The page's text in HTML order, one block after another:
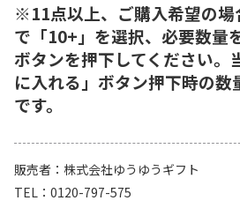
※11点以上、ご購入希望の場
で「10+」を選択、必要数量
ボタンを押下してください。
に入れる」ボタン押下時の
です。
販売者
株式会社ゆうゆうギフト
TEL
0120-797-575